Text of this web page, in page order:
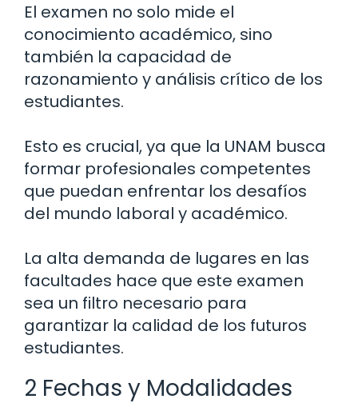
El examen no solo mide el
conocimiento académico, sino
también la capacidad de
razonamiento y análisis crítico de los
estudiantes.
Esto es crucial, ya que la UNAM busca
formar profesionales competentes
que puedan enfrentar los desafíos
del mundo laboral y académico.
La alta demanda de lugares en las
facultades hace que este examen
sea un filtro necesario para
garantizar la calidad de los futuros
estudiantes.
2 Fechas y Modalidades